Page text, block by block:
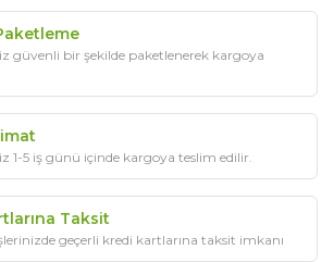
güvenli bir şekilde paketlenerek kargoya
1-5 iş günü içinde kargoya teslim edilir.
Taksit
geçerli kredi kartlarına taksit imkanı